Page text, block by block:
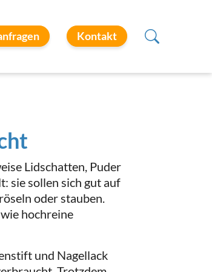
Kontakt
Lidschatten, Puder
sie sollen sich gut auf
oder stauben.
hochreine
und Nagellack